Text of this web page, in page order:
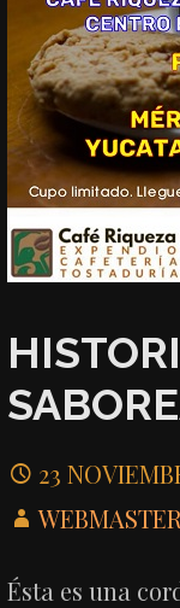
23
WEBMASTER
Ésta es una